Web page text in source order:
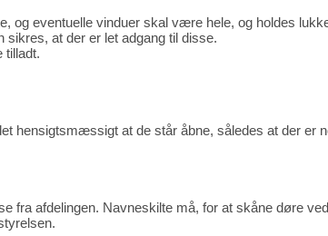
og eventuelle vinduer skal være hele, og holdes
sikres, at der er let adgang til disse.
tilladt.
hensigtsmæssigt at de står åbne, således at der er
fra afdelingen. Navneskilte må, for at skåne døre